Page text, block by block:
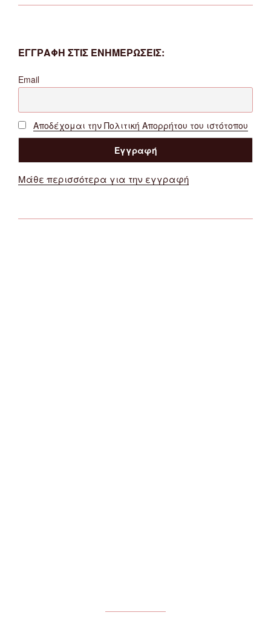
ΕΓΓΡΑΦΗ ΣΤΙΣ ΕΝΗΜΕΡΩΣΕΙΣ:
Email
Αποδέχομαι την Πολιτική Απορρήτου του ιστότοπου
Μάθε περισσότερα για την εγγραφή